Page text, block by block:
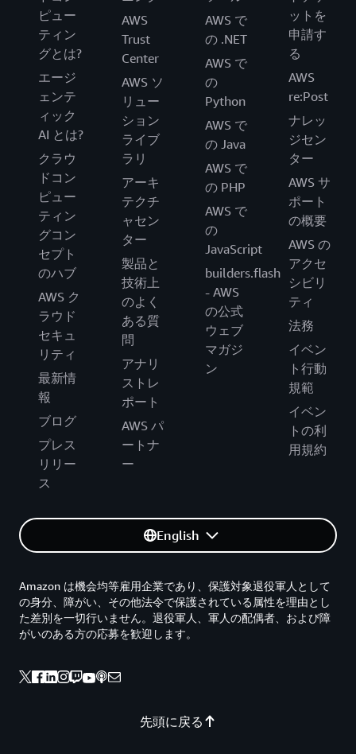
ピュー
ティン
グとは?
エージ
ェンテ
ィック
AI とは?
クラウ
ドコン
ピュー
ティン
グコン
セプト
のハブ
AWS ク
ラウド
セキュ
リティ
最新情
報
ブログ
プレス
リリー
ス
AWS
Trust
Center
AWS ソ
リュー
ション
ライブ
ラリ
アーキ
テクチ
ャセン
ター
製品と
技術上
のよく
ある質
問
アナリ
ストレ
ポート
AWS パ
ートナ
ー
AWS で
の .NET
AWS で
の
Python
AWS で
の Java
AWS で
の PHP
AWS で
の
JavaScript
builders.flash
- AWS
の公式
ウェブ
マガジ
ン
ットを
申請す
る
AWS
re:Post
ナレッ
ジセン
ター
AWS サ
ポート
の概要
AWS の
アクセ
シビリ
ティ
法務
イベン
ト行動
規範
イベン
トの利
用規約
English
先頭に戻る
Amazon は機会均等雇用企業であり、保護対象退役軍人として
の身分、障がい、その他法令で保護されている属性を理由とし
た差別を一切行いません。退役軍人、軍人の配偶者、および障
がいのある方の応募を歓迎します。